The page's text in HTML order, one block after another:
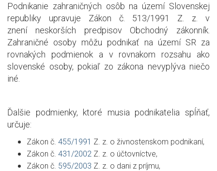
Podnikanie zahraničných osôb na území Slovenskej
republiky upravuje Zákon č. 513/1991 Z. z. v
znení neskorších predpisov Obchodný zákonník.
Zahraničné osoby môžu podnikať na území SR za
rovnakých podmienok a v rovnakom rozsahu ako
slovenské osoby, pokiaľ zo zákona nevyplýva niečo
iné.
Ďalšie podmienky, ktoré musia podnikatelia spĺňať,
určuje:
Zákon č. 455/1991 Z. z. o živnostenskom podnikaní,
Zákon č. 431/2002 Z. z. o účtovníctve,
Zákon č. 595/2003 Z. z. o dani z príjmu,